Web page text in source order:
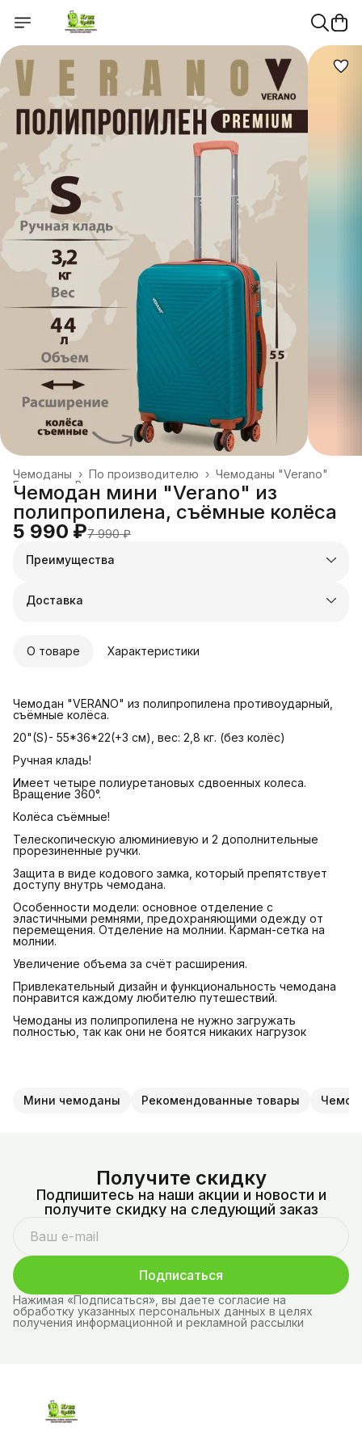
Чемоданы "Verano"
По производителю ›
Чемоданы ›
Все товары
Главная
Чемодан мини "Verano" из
полипропилена, съёмные колёса
5 990 ₽7 990 ₽
Преимущества
Оплата частями в Сплит
Удобный возврат
Доставка
О товаре Характеристики
Чемодан "VERANO" из полипропилена противоударный,
съёмные колёса.
20"(S)- 55*36*22(+3 см), вес: 2,8 кг. (без колёс)
Ручная кладь!
Имеет четыре полиуретановых сдвоенных колеса.
Вращение 360°.
Колёса съёмные!
Телескопическую алюминиевую и 2 дополнительные
прорезиненные ручки.
Защита в виде кодового замка, который препятствует
доступу внутрь чемодана.
Особенности модели: основное отделение с
эластичными ремнями, предохраняющими одежду от
перемещения. Отделение на молнии. Карман-сетка на
молнии.
Увеличение объема за счёт расширения.
Привлекательный дизайн и функциональность чемодана
понравится каждому любителю путешествий.
Чемоданы из полипропилена не нужно загружать
полностью, так как они не боятся никаких нагрузок
Мини чемоданы Рекомендованные товары
Получите скидку
Подпишитесь на наши акции и новости и
получите скидку на следующий заказ
Подписаться
Нажимая «Подписаться», вы даете согласие на
обработку указанных персональных данных в целях
получения информационной и рекламной рассылки